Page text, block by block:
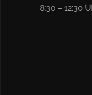
8:30 – 12:30